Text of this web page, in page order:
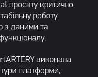
проєкту критично
роботу
з даними та
виконала
платформи,